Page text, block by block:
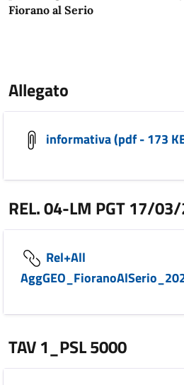
Fiorano al Serio
Allegato
informativa (pdf - 173
REL. 04-LM PGT 17/
Rel+All
TAV 1_PSL 5000